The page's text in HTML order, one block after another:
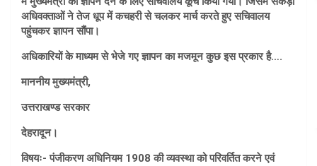
अधिवक्ताओं ने तेज धूप में कचहरी से चलकर मार्च करते हुए सचिवालय
पहुंचकर ज्ञापन सौंपा।
अधिकारियों के माध्यम से भेजे गए ज्ञापन का मजमून कुछ इस प्रकार है….
माननीय मुख्यमंत्री,
उत्तराखण्ड सरकार
देहरादून।
विषयः- पंजीकरण अधिनियम 1908 की व्यवस्था को परिवर्तित करने एवं